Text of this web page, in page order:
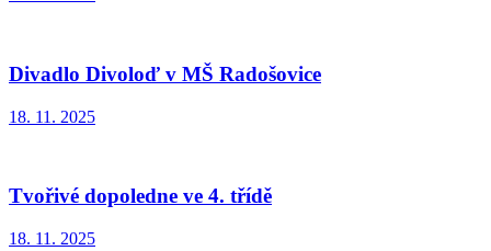
Divadlo Divoloď v MŠ Radošovice
18. 11. 2025
Tvořivé dopoledne ve 4. třídě
18. 11. 2025